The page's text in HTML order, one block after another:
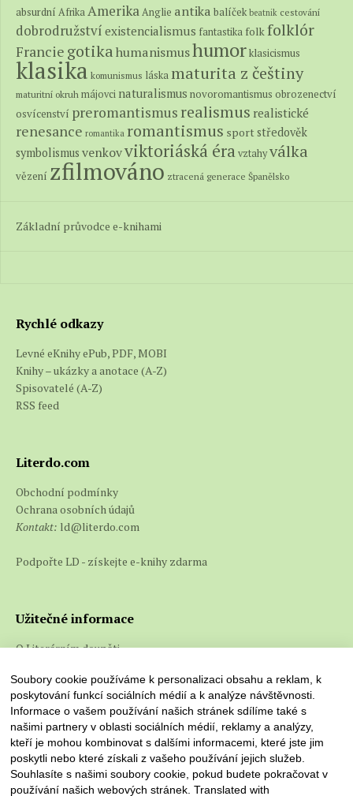
absurdní Afrika Amerika Anglie antika balíček beatnik cestování
dobrodružství existencialismus fantastika folkfolklór
Francie gotikahumanismushumorklasicismus
klasika komunismus láskamaturita z češtiny
maturitní okruh májovci naturalismus novoromantismus obrozenectví
osvícenství preromantismusrealismus realistické
renesance romantika romantismus sport středověk
symbolismus venkovviktoriáská éra vztahyválka
vězení zfilmováno ztracená generace Španělsko
Základní průvodce e-knihami
Rychlé odkazy
Levné eKnihy ePub, PDF, MOBI
Knihy – ukázky a anotace (A-Z)
Spisovatelé (A-Z)
RSS feed
Literdo.com
Obchodní podmínky
Ochrana osobních údajů
Kontakt: ld@literdo.com
Podpořte LD - získejte e-knihy zdarma
Užitečné informace
O Literárním doupěti
Soubory cookie používáme k personalizaci obsahu a reklam, k
poskytování funkcí sociálních médií a k analýze návštěvnosti.
Informace o vašem používání našich stránek sdílíme také s
našimi partnery v oblasti sociálních médií, reklamy a analýzy,
kteří je mohou kombinovat s dalšími informacemi, které jste jim
poskytli nebo které získali z vašeho používání jejich služeb.
Souhlasíte s našimi soubory cookie, pokud budete pokračovat v
používání našich webových stránek. Translated with